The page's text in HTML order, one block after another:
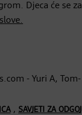
Djeca će se
- Yuri A,
, SAVJETI ZA ODGOJ